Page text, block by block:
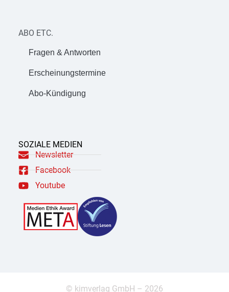
ABO ETC.
Fragen & Antworten
Erscheinungstermine
Abo-Kündigung
SOZIALE MEDIEN
Newsletter
Facebook
Youtube
© kimverlag GmbH – 2026